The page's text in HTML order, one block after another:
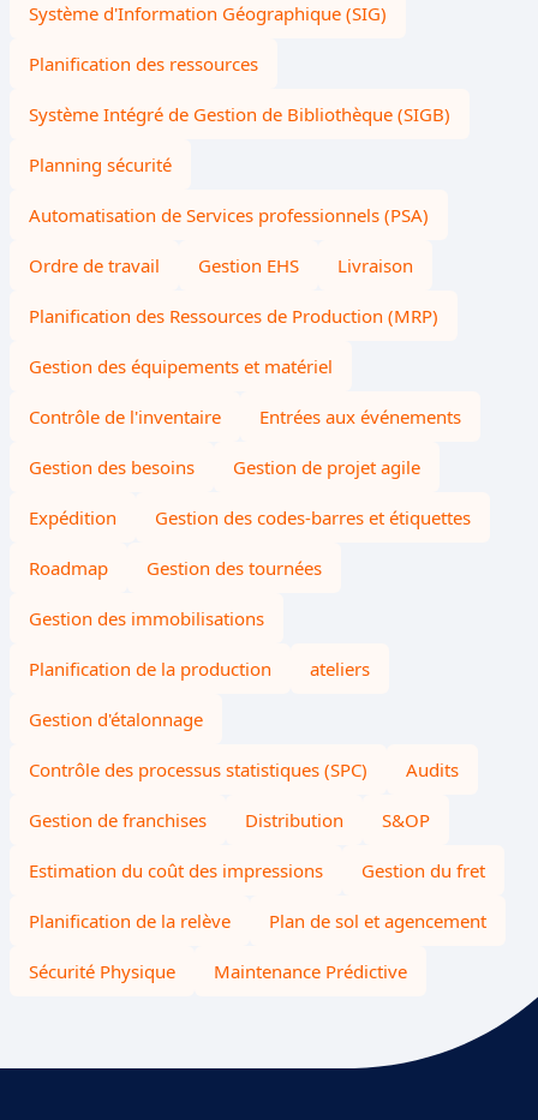
Système d'Information Géographique (SIG)
Planification des ressources
Système Intégré de Gestion de Bibliothèque (SIGB)
Planning sécurité
Automatisation de Services professionnels (PSA)
Ordre de travail Gestion EHS Livraison
Planification des Ressources de Production (MRP)
Gestion des équipements et matériel
Contrôle de l'inventaire Entrées aux événements
Gestion des besoins Gestion de projet agile
Expédition Gestion des codes-barres et étiquettes
Roadmap Gestion des tournées
Gestion des immobilisations
Planification de la production ateliers
Gestion d'étalonnage
Contrôle des processus statistiques (SPC) Audits
Gestion de franchises Distribution S&OP
Estimation du coût des impressions Gestion du fret
Planification de la relève Plan de sol et agencement
Sécurité Physique Maintenance Prédictive